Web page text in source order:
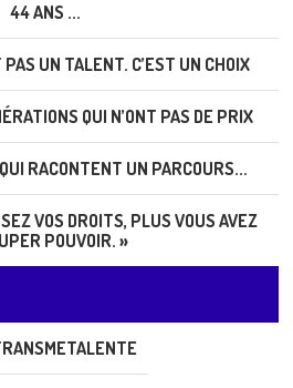
44 ANS ...
UN TALENT. C’EST UN CHOIX
QUI N’ONT PAS DE PRIX
RACONTENT UN PARCOURS...
VOS DROITS, PLUS VOUS AVEZ
POUVOIR. »